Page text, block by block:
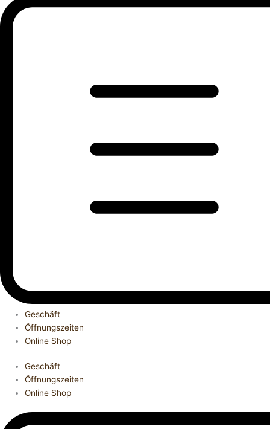
Geschäft
Öffnungszeiten
Online Shop
Geschäft
Öffnungszeiten
Online Shop